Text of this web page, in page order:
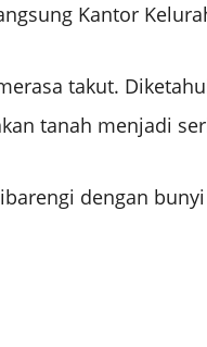
Kantor
takut.
tanah menjadi
dengan